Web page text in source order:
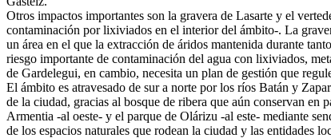
Otros impactos importantes son la gravera de Lasarte y el
contaminación por lixiviados en el interior del ámbito-. La
un área en el que la extracción de áridos mantenida durante
riesgo importante de contaminación del agua con lixiviados,
de Gardelegui, en cambio, necesita un plan de gestión que
El ámbito es atravesado de sur a norte por los ríos Batán y
de la ciudad, gracias al bosque de ribera que aún conservan
Armentia -al oeste- y el parque de Olárizu -al este- mediante
de los espacios naturales que rodean la ciudad y las entidades